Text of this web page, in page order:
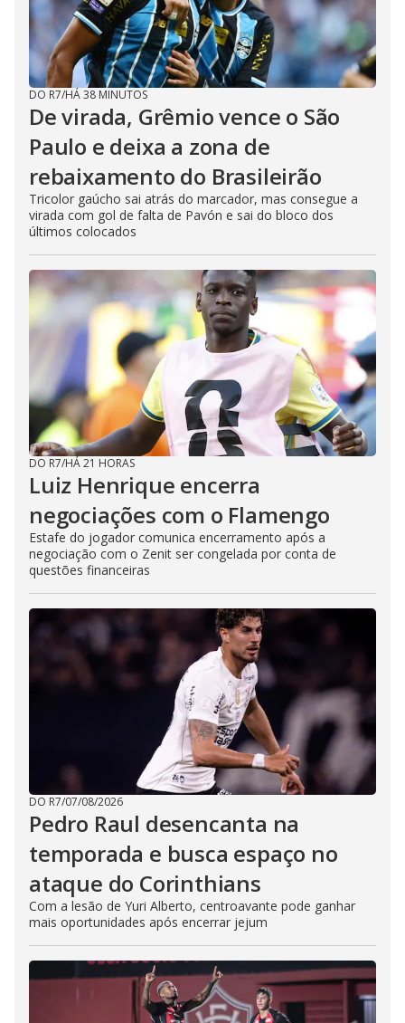
DO R7/HÁ 38 MINUTOS
De virada, Grêmio vence o São
Paulo e deixa a zona de
rebaixamento do Brasileirão
Tricolor gaúcho sai atrás do marcador, mas consegue a
virada com gol de falta de Pavón e sai do bloco dos
últimos colocados
DO R7/HÁ 21 HORAS
Luiz Henrique encerra
negociações com o Flamengo
Estafe do jogador comunica encerramento após a
negociação com o Zenit ser congelada por conta de
questões financeiras
DO R7/07/08/2026
Pedro Raul desencanta na
temporada e busca espaço no
ataque do Corinthians
Com a lesão de Yuri Alberto, centroavante pode ganhar
mais oportunidades após encerrar jejum